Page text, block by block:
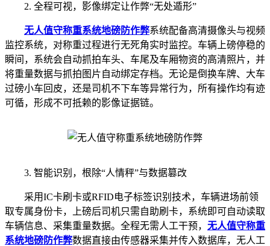
2. 全程可视，影像绑定让作弊“无处遁形”
无人值守称重系统地磅防作弊系统配备高清摄像头与视频
监控系统，对称重过程进行无死角实时监控。车辆上磅停稳的
瞬间，系统会自动抓拍车头、车尾及车厢物资的高清照片，并
将重量数据与抓拍图片自动绑定存档。无论是倒换车牌、大车
过磅小车回皮，还是司机不下车等异常行为，所有操作均有迹
可循，形成不可抵赖的影像证据链。
3. 智能识别，根除“人情秤”与数据篡改
采用IC卡刷卡或RFID电子标签识别技术，车辆进场前领
取专属身份卡，上磅后司机只需自助刷卡，系统即可自动读取
车辆信息、采集重量数据。全程无需人工干预， 无人值守称重
系统地磅防作弊数据直接由传感器采集并传入数据库，无人工